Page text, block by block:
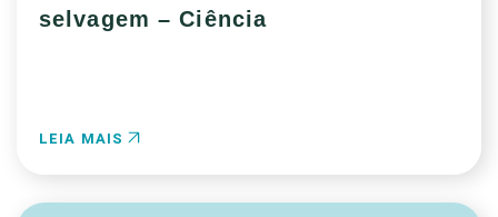
selvagem – Ciência
LEIA MAIS